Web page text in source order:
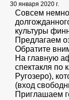
30 января 2020 г.
Совсем
культуры
Предлагаем
Обратите
На главную
спектакля по
Ругозеро),
(вход
Приглашаем